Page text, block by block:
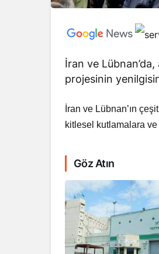
İran ve
projesinin
İran ve Lübnan’ın
kitlesel kutlamalara
Göz Atın